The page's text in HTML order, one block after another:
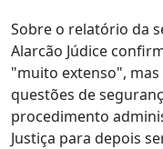
Sobre o relatório da
Alarcão Júdice
"muito extenso",
questões de
procedimento
Justiça para depois